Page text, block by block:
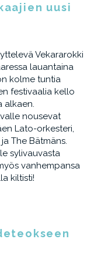
uusi
Vekararokki
lauantaina
kolme tuntia
festivaalia kello
alkaen.
nousevat
Lato-orkesteri,
The Bätmäns.
sylivauvasta
vanhempansa
kiltisti!